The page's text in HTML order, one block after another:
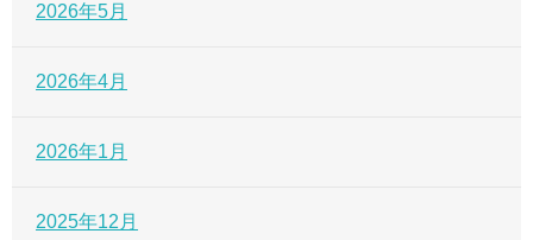
2026年5月
2026年4月
2026年1月
2025年12月